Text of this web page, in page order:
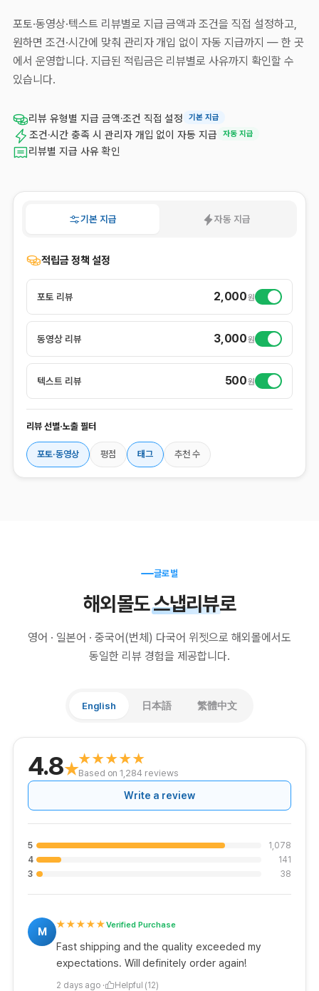
포토·동영상·텍스트 리뷰별로 지급 금액과 조건을 직접 설정하고,
원하면 조건·시간에 맞춰 관리자 개입 없이 자동 지급까지 — 한 곳
에서 운영합니다. 지급된 적립금은 리뷰별로 사유까지 확인할 수
있습니다.
리뷰 유형별 지급 금액·조건 직접 설정 기본 지급
조건·시간 충족 시 관리자 개입 없이 자동 지급 자동 지급
리뷰별 지급 사유 확인
기본 지급 자동 지급
적립금 정책 설정
포토 리뷰 2,000원
동영상 리뷰 3,000원
텍스트 리뷰 500원
리뷰 선별·노출 필터
포토·동영상 평점 태그 추천 수
글로벌
해외몰도스냅리뷰로
영어 · 일본어 · 중국어(번체) 다국어 위젯으로 해외몰에서도
동일한 리뷰 경험을 제공합니다.
English 日本語 繁體中文
4.8★
★★★★★
Based on 1,284 reviews
Write a review
5
1,078
4
141
3
38
M
★★★★★Verified Purchase
Fast shipping and the quality exceeded my
expectations. Will definitely order again!
2 days ago · Helpful (12)